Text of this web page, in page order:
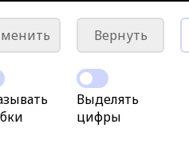
Вернуть
Выделять
цифры